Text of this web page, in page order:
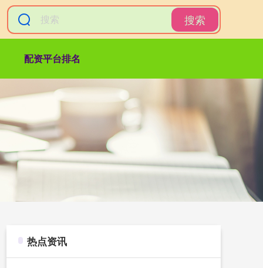
搜索
配资平台排名
热点资讯